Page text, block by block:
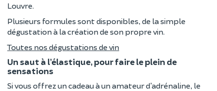
Louvre.
Plusieurs formules sont disponibles, de la simple
dégustation à la création de son propre vin.
Toutes nos dégustations de vin
Un saut à l’élastique, pour faire le plein de
sensations
Si vous offrez un cadeau à un amateur d’adrénaline, le